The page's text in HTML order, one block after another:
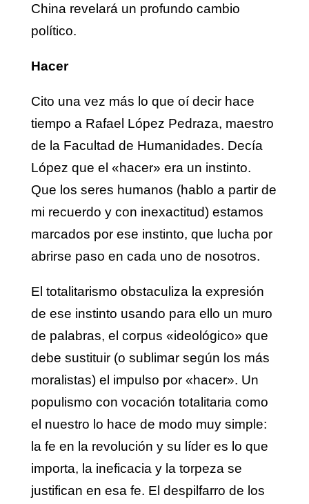
China revelará un profundo cambio
político.
Hacer
Cito una vez más lo que oí decir hace
tiempo a Rafael López Pedraza, maestro
de la Facultad de Humanidades. Decía
López que el «hacer» era un instinto.
Que los seres humanos (hablo a partir de
mi recuerdo y con inexactitud) estamos
marcados por ese instinto, que lucha por
abrirse paso en cada uno de nosotros.
El totalitarismo obstaculiza la expresión
de ese instinto usando para ello un muro
de palabras, el corpus «ideológico» que
debe sustituir (o sublimar según los más
moralistas) el impulso por «hacer». Un
populismo con vocación totalitaria como
el nuestro lo hace de modo muy simple:
la fe en la revolución y su líder es lo que
importa, la ineficacia y la torpeza se
justifican en esa fe. El despilfarro de los